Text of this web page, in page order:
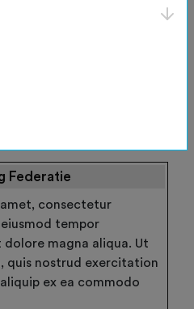
Federatie
consectetur
tempor
magna aliqua. Ut
quis nostrud exercitation
ex ea commodo